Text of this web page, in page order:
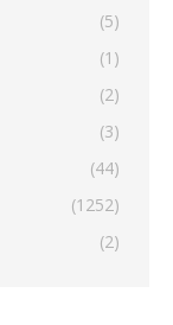
(5)
(1)
(2)
(3)
(44)
(1252)
(2)